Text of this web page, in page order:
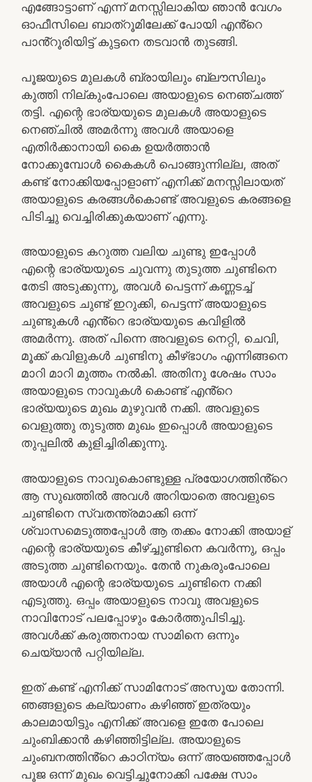
എങ്ങോട്ടാണ് എന്ന് മനസ്സിലാകിയ ഞാൻ വേഗം
ഓഫീസിലെ ബാത്റൂമിലേക്ക് പോയി എൻ്റെ
പാൻ്റൂരിയിട്ട് കുട്ടനെ തടവാൻ തുടങ്ങി.
പൂജയുടെ മുലകൾ ബ്രായിലും ബ്ലൗസിലും
കുത്തി നില്കുംപോലെ അയാളുടെ നെഞ്ചത്ത്
തട്ടി. എന്റെ ഭാര്യയുടെ മുലകൾ അയാളുടെ
നെഞ്ചിൽ അമർന്നു അവൾ അയാളെ
എതിർക്കാനായി കൈ ഉയർത്താൻ
നോക്കുമ്പോൾ കൈകൾ പൊങ്ങുന്നില്ല, അത്
കണ്ട് നോക്കിയപ്പോളാണ് എനിക്ക് മനസ്സിലായത്
അയാളുടെ കരങ്ങൾകൊണ്ട് അവളുടെ കരങ്ങളെ
പിടിച്ചു വെച്ചിരിക്കുകയാണ് എന്നു.
അയാളുടെ കറുത്ത വലിയ ചുണ്ടു ഇപ്പോൾ
എന്റെ ഭാര്യയുടെ ചുവന്നു തുടുത്ത ചുണ്ടിനെ
തേടി അടുക്കുന്നു, അവൾ പെട്ടന്ന് കണ്ണടച്ച്
അവളുടെ ചുണ്ട് ഇറുക്കി, പെട്ടന്ന് അയാളുടെ
ചുണ്ടുകൾ എൻ്റെ ഭാര്യയുടെ കവിളിൽ
അമർന്നു. അത് പിന്നെ അവളുടെ നെറ്റി, ചെവി,
മൂക്ക് കവിളുകൾ ചുണ്ടിനു കീഴ്ഭാഗം എന്നിങ്ങനെ
മാറി മാറി മുത്തം നൽകി. അതിനു ശേഷം സാം
അയാളുടെ നാവുകൾ കൊണ്ട് എൻ്റെ
ഭാര്യയുടെ മുഖം മുഴുവൻ നക്കി. അവളുടെ
വെളുത്തു തുടുത്ത മുഖം ഇപ്പൊൾ അയാളുടെ
തുപ്പലിൽ കുളിച്ചിരിക്കുന്നു.
അയാളുടെ നാവുകൊണ്ടുള്ള പ്രയോഗത്തിൻ്റെ
ആ സുഖത്തിൽ അവൾ അറിയാതെ അവളുടെ
ചുണ്ടിനെ സ്വതന്ത്രമാക്കി ഒന്ന്
ശ്വാസമെടുത്തപ്പോൾ ആ തക്കം നോക്കി അയാള്
എന്റെ ഭാര്യയുടെ കീഴ്ച്ചുണ്ടിനെ കവർന്നു, ഒപ്പം
അടുത്ത ചുണ്ടിനെയും. തേൻ നുകരുംപോലെ
അയാൾ എന്റെ ഭാര്യയുടെ ചുണ്ടിനെ നക്കി
എടുത്തു. ഒപ്പം അയാളുടെ നാവു അവളുടെ
നാവിനോട് പലപ്പോഴും കോർത്തുപിടിച്ചു.
അവൾക്ക് കരുത്തനായ സാമിനെ ഒന്നും
ചെയ്യാൻ പറ്റിയില്ല.
ഇത് കണ്ട് എനിക്ക് സാമിനോട് അസൂയ തോന്നി.
ഞങ്ങളുടെ കല്യാണം കഴിഞ്ഞ് ഇത്രയും
കാലമായിട്ടും എനിക്ക് അവളെ ഇതേ പോലെ
ചുംബിക്കാൻ കഴിഞ്ഞിട്ടില്ല. അയാളുടെ
ചുംബനത്തിൻ്റെ കാഠിന്യം ഒന്ന് അയഞ്ഞപ്പോൾ
പൂജ ഒന്ന് മുഖം വെട്ടിച്ചുനോക്കി പക്ഷേ സാം